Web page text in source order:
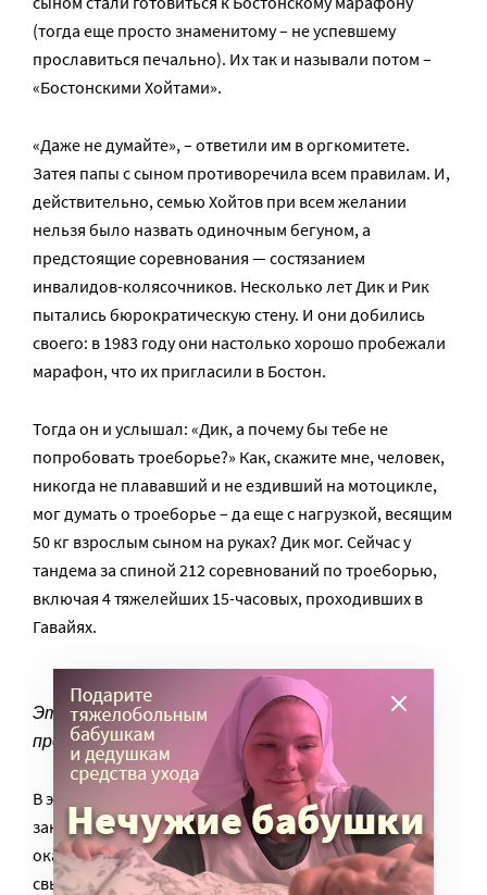
(тогда еще просто знаменитому – не успевшему
прославиться печально). Их так и называли потом –
«Бостонскими Хойтами».
«Даже не думайте», – ответили им в оргкомитете.
Затея папы с сыном противоречила всем правилам. И,
действительно, семью Хойтов при всем желании
нельзя было назвать одиночным бегуном, а
предстоящие соревнования — состязанием
инвалидов-колясочников. Несколько лет Дик и Рик
пытались бюрократическую стену. И они добились
своего: в 1983 году они настолько хорошо пробежали
марафон, что их пригласили в Бостон.
Тогда он и услышал: «Дик, а почему бы тебе не
попробовать троеборье?» Как, скажите мне, человек,
никогда не плававший и не ездивший на мотоцикле,
мог думать о троеборье – да еще с нагрузкой, весящим
50 кг взрослым сыном на руках? Дик мог. Сейчас у
тандема за спиной 212 соревнований по троеборью,
включая 4 тяжелейших 15-часовых, проходивших в
Гавайях.
Эту статуэтку отцу с сыном вручили на
прошлогоднем Бостонском марафоне
В этом году Дику исполнилось 65 лет, Рику – 45. Они
закончили свой 24-й бостонский марафон,
оказавшись на 5-тысячном месте (всего же бежало
свыше 20 тысяч человек). Их время? Два часа сорок